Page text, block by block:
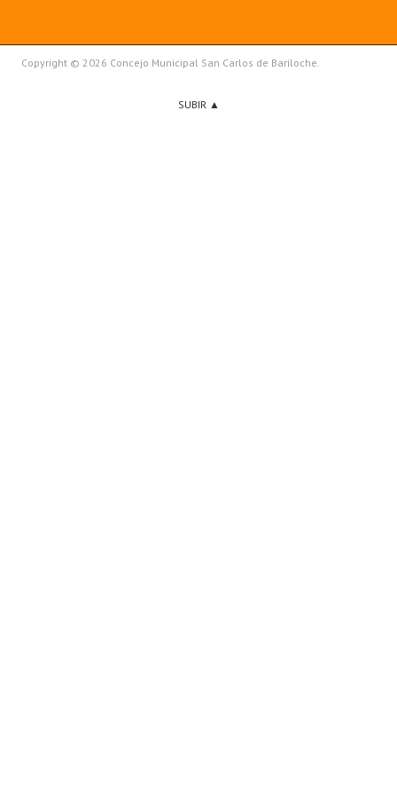
Copyright © 2026 Concejo Municipal San Carlos de Bariloche.
SUBIR ▲